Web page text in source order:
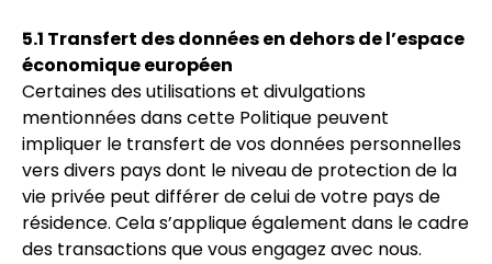
5.1 Transfert des données en dehors de l’espace
économique européen
Certaines des utilisations et divulgations
mentionnées dans cette Politique peuvent
impliquer le transfert de vos données personnelles
vers divers pays dont le niveau de protection de la
vie privée peut différer de celui de votre pays de
résidence. Cela s’applique également dans le cadre
des transactions que vous engagez avec nous.